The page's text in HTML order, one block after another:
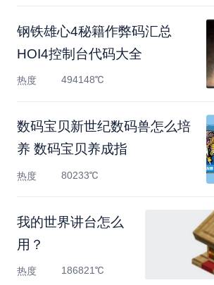
钢铁雄心4秘籍作弊码汇总
HOI4控制台代码大全
热度 494148℃
数码宝贝新世纪数码兽怎么培
养 数码宝贝养成指
热度 80233℃
我的世界讲台怎么
用？
热度 186821℃